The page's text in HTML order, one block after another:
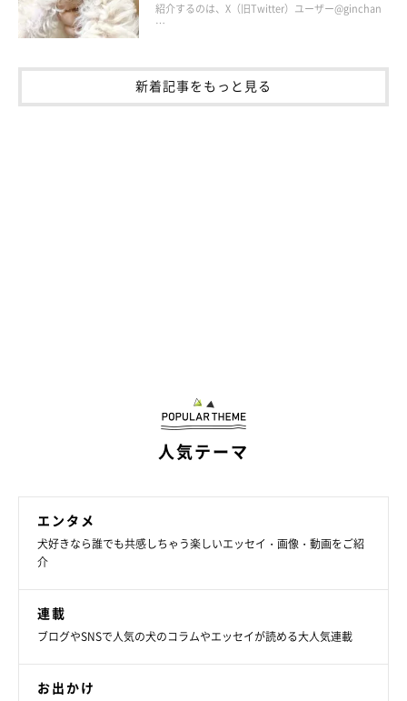
紹介するのは、X（旧Twitter）ユーザー@ginchan
…
新着記事をもっと見る
人気テーマ
エンタメ
犬好きなら誰でも共感しちゃう楽しいエッセイ・画像・動画をご紹
介
連載
ブログやSNSで人気の犬のコラムやエッセイが読める大人気連載
お出かけ